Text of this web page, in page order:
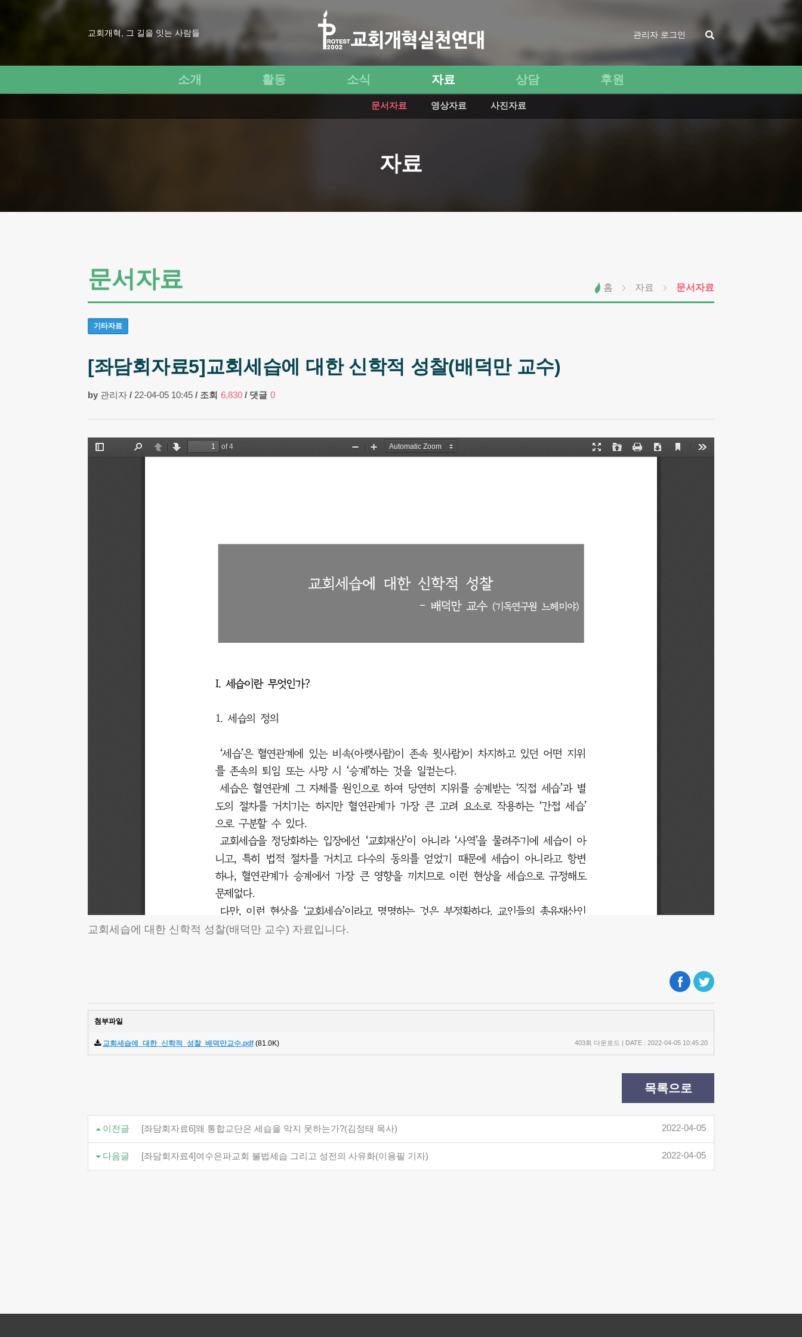
교회개혁, 그 길을 잇는 사람들 관리자 로그인
소개 활동 소식 자료
문서자료 영상자료 사진자료
상담 후원
자료
문서자료 홈 자료 문서자료
기타자료
[좌담회자료5]교회세습에 대한 신학적 성찰(배덕만 교수)
by 관리자 / 22-04-05 10:45 / 조회 6,830 / 댓글 0
교회세습에 대한 신학적 성찰(배덕만 교수) 자료입니다.
첨부파일
교회세습에_대한_신학적_성찰_배덕만교수.pdf (81.0K) 403회 다운로드 | DATE : 2022-04-05 10:45:20
목록으로
이전글 [좌담회자료6]왜 통합교단은 세습을 막지 못하는가?(김정태 목사) 2022-04-05
다음글 [좌담회자료4]여수은파교회 불법세습 그리고 성전의 사유화(이용필 기자) 2022-04-05